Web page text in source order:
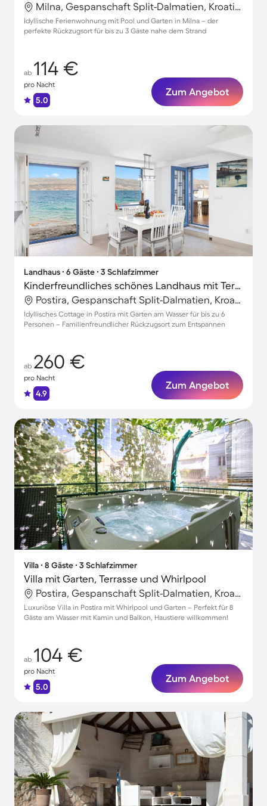
Milna, Gespanschaft Split-Dalmatien, Kroatien
Idyllische Ferienwohnung mit Pool und Garten in Milna – der
perfekte Rückzugsort für bis zu 3 Gäste nahe dem Strand
ab 114 €
pro Nacht
5.0
Zum Angebot
Landhaus ∙ 6 Gäste ∙ 3 Schlafzimmer
Kinderfreundliches schönes Landhaus mit Terrasse, Garten und Grill
Postira, Gespanschaft Split-Dalmatien, Kroatien
Idyllisches Cottage in Postira mit Garten am Wasser für bis zu 6
Personen – Familienfreundlicher Rückzugsort zum Entspannen
ab 260 €
pro Nacht
4.9
Zum Angebot
Villa ∙ 8 Gäste ∙ 3 Schlafzimmer
Villa mit Garten, Terrasse und Whirlpool
Postira, Gespanschaft Split-Dalmatien, Kroatien
Luxuriöse Villa in Postira mit Whirlpool und Garten – Perfekt für 8
Gäste am Wasser mit Kamin und Balkon, Haustiere willkommen!
ab 104 €
pro Nacht
5.0
Zum Angebot